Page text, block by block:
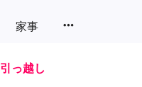
家事 more_horiz
引っ越し